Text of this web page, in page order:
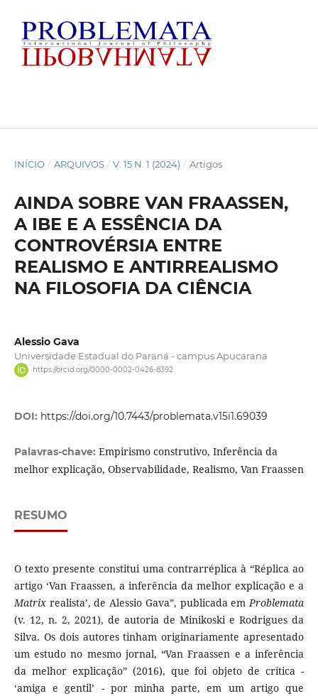
INÍCIO / ARQUIVOS / V. 15 N. 1 (2024) / Artigos
AINDA SOBRE VAN FRAASSEN,
A IBE E A ESSÊNCIA DA
CONTROVÉRSIA ENTRE
REALISMO E ANTIRREALISMO
NA FILOSOFIA DA CIÊNCIA
Alessio Gava
Universidade Estadual do Paraná - campus Apucarana
https://orcid.org/0000-0002-0426-8392
DOI: https://doi.org/10.7443/problemata.v15i1.69039
Palavras-chave: Empirismo construtivo, Inferência da
melhor explicação, Observabilidade, Realismo, Van Fraassen
RESUMO
O texto presente constitui uma contrarréplica à “Réplica ao
artigo ‘Van Fraassen, a inferência da melhor explicação e a
Matrixrealista’, de Alessio Gava”, publicada emProblemata
(v. 12, n. 2, 2021), de autoria de Minikoski e Rodrigues da
Silva. Os dois autores tinham originariamente apresentado
um estudo no mesmo jornal, “Van Fraassen e a inferência
da melhor explicação” (2016), que foi objeto de crítica -
‘amiga e gentil’ - por minha parte, em um artigo que